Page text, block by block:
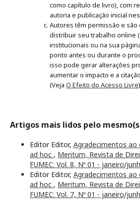
como capítulo de livro), com
autoria e publicação inicial
Autores têm permissão e são
distribuir seu trabalho online
institucionais ou na sua
ponto antes ou durante o
isso pode gerar alterações
aumentar o impacto e a
(Veja O Efeito do Acesso Livre
Artigos mais lidos pelo
Editor Editor, Agradecimentos ao
ad hoc , Meritum, Revista de
FUMEC: Vol. 8, Nº 01 - janeiro/
Editor Editor, Agradecimentos ao
ad hoc , Meritum, Revista de
FUMEC: Vol. 7, Nº 01 - janeiro/